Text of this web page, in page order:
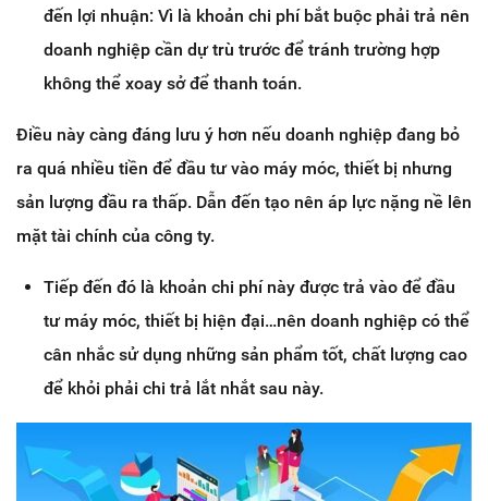
đến lợi nhuận: Vì là khoản chi phí bắt buộc phải trả nên
doanh nghiệp cần dự trù trước để tránh trường hợp
không thể xoay sở để thanh toán.
Điều này càng đáng lưu ý hơn nếu doanh nghiệp đang bỏ
ra quá nhiều tiền để đầu tư vào máy móc, thiết bị nhưng
sản lượng đầu ra thấp. Dẫn đến tạo nên áp lực nặng nề lên
mặt tài chính của công ty.
Tiếp đến đó là khoản chi phí này được trả vào để đầu
tư máy móc, thiết bị hiện đại…nên doanh nghiệp có thể
cân nhắc sử dụng những sản phẩm tốt, chất lượng cao
để khỏi phải chi trả lắt nhắt sau này.